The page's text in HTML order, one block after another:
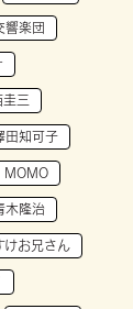
響楽団
三
田知可子
MOMO
木隆治
けお兄さん